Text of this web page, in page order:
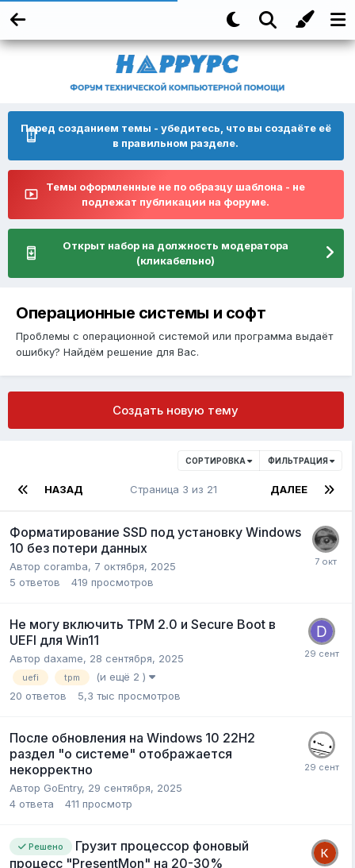
Перед созданием темы - убедитесь, что вы создаёте её
в правильном разделе.
Темы оформленные не по образцу шаблона - не
подлежат публикации на форуме.
Открыт набор на должность модератора
(кликабельно)
Операционные системы и софт
Проблемы с операционной системой или программа выдаёт
ошибку? Найдём решение для Вас.
Создать новую тему
СОРТИРОВКА ФИЛЬТРАЦИЯ
НАЗАД ДАЛЕЕ
Страница 3 из 21
Форматирование SSD под установку Windows
10 без потери данных
Автор coramba, 7 октября, 2025
5 ответов 419 просмотров
Не могу включить TPM 2.0 и Secure Boot в
UEFI для Win11
Автор daxame, 28 сентября, 2025
uefi tpm
(и ещё 2 )
20 ответов 5,3 тыс просмотров
После обновления на Windows 10 22H2
раздел "о системе" отображается
некорректно
Автор GoEntry, 29 сентября, 2025
4 ответа 411 просмотр
Решено
Грузит процессор фоновый
процесс "PresentMon" на 20-30%